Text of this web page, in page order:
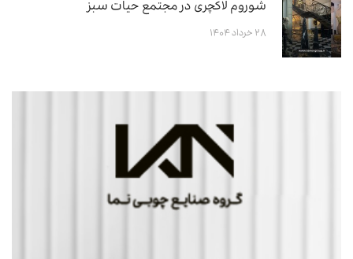
شوروم لاکچری در مجتمع حیات سبز
۲۸ خرداد ۱۴۰۴